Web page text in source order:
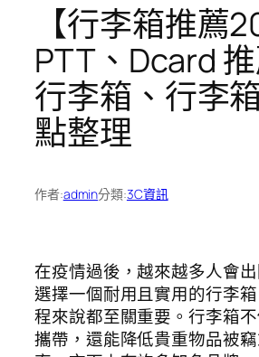
【行李箱推薦
PTT、Dcard
行李箱、行李
點整理
作者:admin分類:3C資訊
在疫情過後，越來越多人會
選擇一個耐用且實用的行李
程來說都至關重要。行李箱
攜帶，還能降低貴重物品被